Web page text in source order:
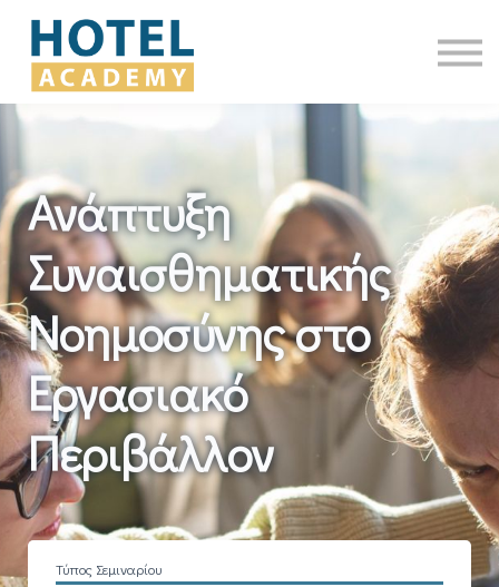
Όλα τα Σεμινάρια
Επικοινωνία
Ανάπτυξη
Συναισθηματικής
Νοημοσύνης στο
Εργασιακό
Περιβάλλον
Τύπος Σεμιναρίου